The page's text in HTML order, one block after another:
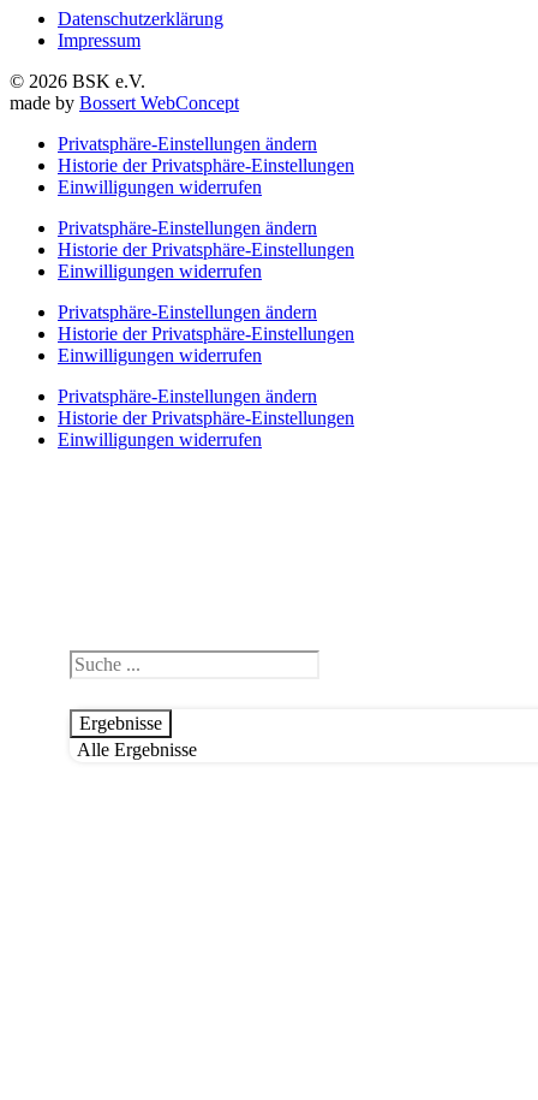
Datenschutzerklärung
Impressum
© 2026 BSK e.V.
made by Bossert WebConcept
Privatsphäre-Einstellungen ändern
Historie der Privatsphäre-Einstellungen
Einwilligungen widerrufen
Privatsphäre-Einstellungen ändern
Historie der Privatsphäre-Einstellungen
Einwilligungen widerrufen
Privatsphäre-Einstellungen ändern
Historie der Privatsphäre-Einstellungen
Einwilligungen widerrufen
Privatsphäre-Einstellungen ändern
Historie der Privatsphäre-Einstellungen
Einwilligungen widerrufen
Search
...
Ergebnisse
Alle Ergebnisse